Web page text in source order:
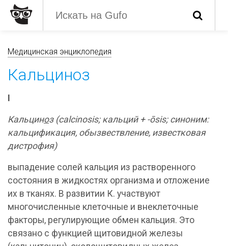
Медицинская энциклопедия
Кальциноз
Кальциноз (calcinosis; кальций + -ōsis; синоним:
кальцификация, обызвествление, известковая
дистрофия)
выпадение солей кальция из растворенного
состояния в жидкостях организма и отложение
их в тканях. В развитии К. участвуют
многочисленные клеточные и внеклеточные
факторы, регулирующие обмен кальция. Это
связано с функцией щитовидной железы